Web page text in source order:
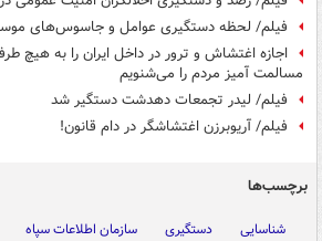
فیلم/ لحظه دستگیری عوامل و جاسوس‌های
اجازه اغتشاش و ترور در داخل ایران را به هیچ
مسالمت آمیز مردم را می‌شنویم
فیلم/ لیدر تجمعات دهدشت دستگیر شد
فیلم/ آریوبرزن اغتشاشگر در دام قانون!
برچسب‌ها
شناسایی دستگیری سازمان اطلاعات سپاه